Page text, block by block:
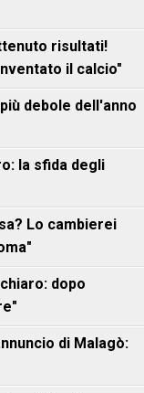
risultati!
il calcio"
debole dell'anno
la sfida degli
Lo cambierei
dopo
di Malagò: